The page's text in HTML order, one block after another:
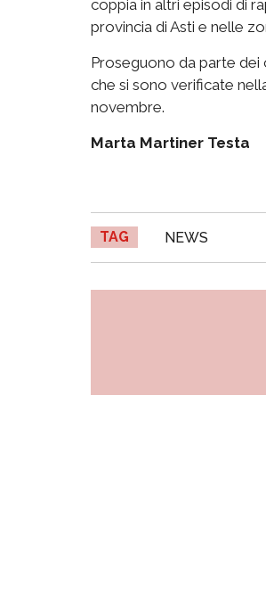
coppia in altri episodi di
provincia di Asti e nelle
Proseguono da parte dei
che si sono verificate
novembre.
Marta Martiner Testa
TAG NEWS